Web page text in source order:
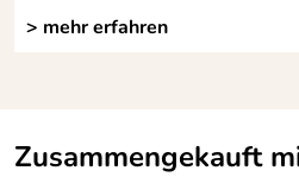
> mehr erfahren
Zusammengekauft